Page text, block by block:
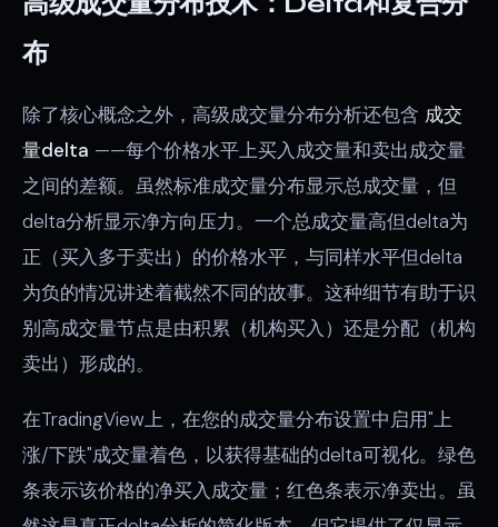
布
除了核心概念之外，高级成交量分布分析还包含 成交
量delta ——每个价格水平上买入成交量和卖出成交量
之间的差额。虽然标准成交量分布显示总成交量，但
delta分析显示净方向压力。一个总成交量高但delta为
正（买入多于卖出）的价格水平，与同样水平但delta
为负的情况讲述着截然不同的故事。这种细节有助于识
别高成交量节点是由积累（机构买入）还是分配（机构
卖出）形成的。
在TradingView上，在您的成交量分布设置中启用"上
涨/下跌"成交量着色，以获得基础的delta可视化。绿色
条表示该价格的净买入成交量；红色条表示净卖出。虽